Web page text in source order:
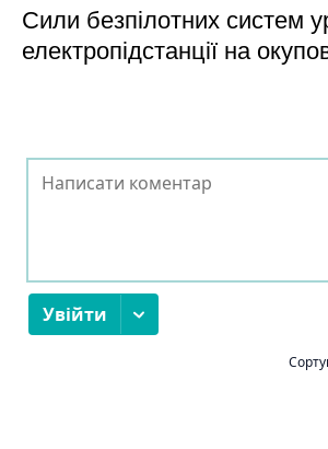
Сили безпілотних систем
електропідстанції на